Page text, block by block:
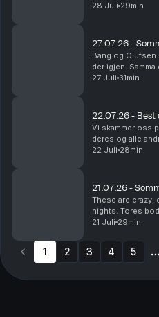
28 Juli 29min
27.07.26 -
Bang og Olufsen
der igjen.
sommerminner
27 Juli 31min
22.07.26 - Best
Vi skammer oss
deres og alle
med
22 Juli 28min
21.07.26 -
These are crazy,
nights. Tores
livreddende
21 Juli 29min
1 2 3 4 5